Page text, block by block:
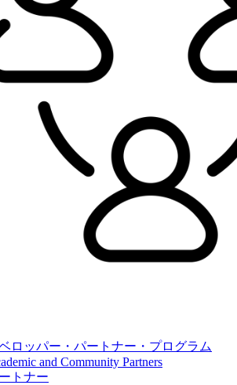
ロッパー・パートナー・プログラム
and Community Partners
トナー